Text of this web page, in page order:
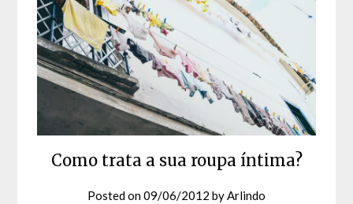
Como trata a sua roupa íntima?
Posted on09/06/2012 byArlindo